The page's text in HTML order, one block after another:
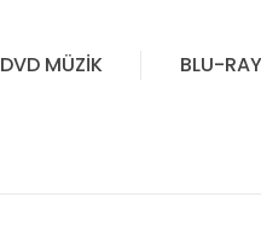
DVD MÜZİK BLU-RAY